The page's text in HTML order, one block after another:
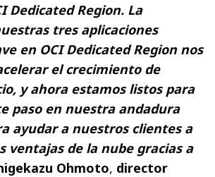
Dedicated Region. La
tres aplicaciones
en OCI Dedicated Region nos
el crecimiento de
y ahora estamos listos para
paso en nuestra andadura
ayudar a nuestros clientes a
ventajas de la nube gracias a
Ohmoto, director